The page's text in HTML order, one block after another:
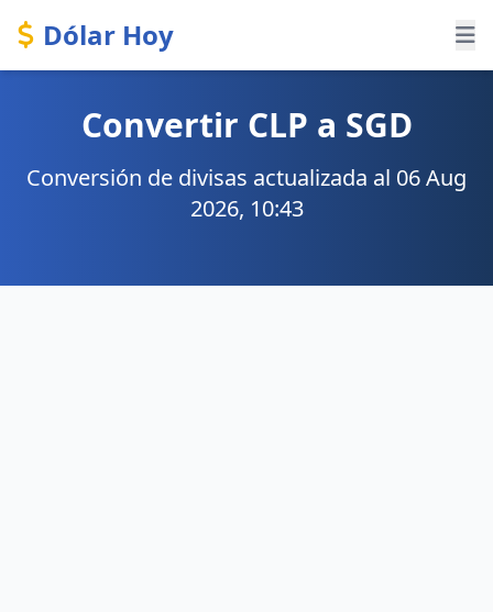
Dólar Hoy
Convertir CLP a SGD
Conversión de divisas actualizada al 06 Aug
2026, 10:43